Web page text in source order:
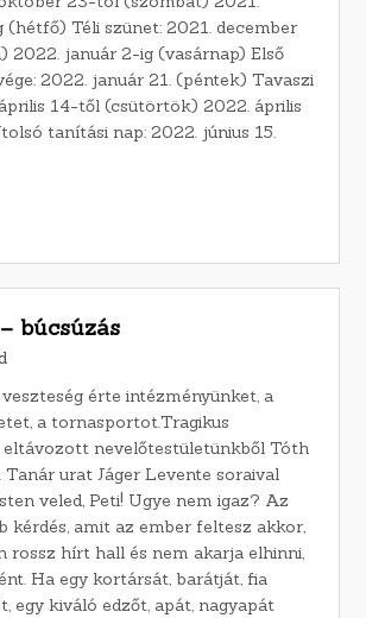
(hétfő) Téli szünet: 2021. december
2022. január 2-ig (vasárnap) Első
2022. január 21. (péntek) Tavaszi
14-től (csütörtök) 2022. április
tanítási nap: 2022. június 15.
búcsúzás
érte intézményünket, a
a tornasportot.Tragikus
eltávozott nevelőtestületünkből Tóth
Tanár urat Jáger Levente soraival
veled, Peti! Ugye nem igaz? Az
kérdés, amit az ember feltesz akkor,
rossz hírt hall és nem akarja elhinni,
Ha egy kortársát, barátját, fia
egy kiváló edzőt, apát, nagyapát